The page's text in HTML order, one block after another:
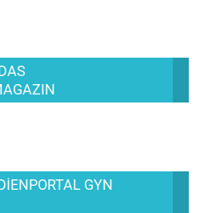
GYN